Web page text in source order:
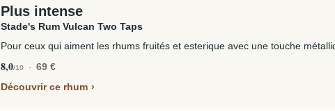
Plus intense
Stade's Rum Vulcan Two Taps
Pour ceux qui aiment les rhums fruités et esterique avec une touche
8,0/10
69 €
Découvrir ce rhum